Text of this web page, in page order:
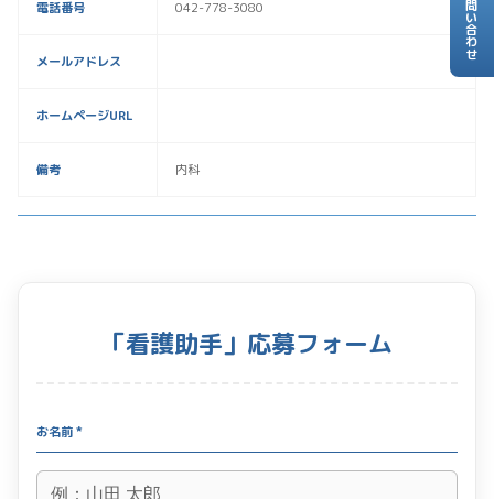
お問い合わせ
電話番号 042-778-3080
メールアドレス
ホームページURL
備考 内科
「看護助手」応募フォーム
お名前 *